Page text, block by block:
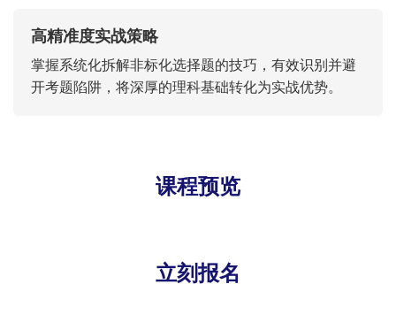
高精准度实战策略
掌握系统化拆解非标化选择题的技巧，有效识别并避
开考题陷阱，将深厚的理科基础转化为实战优势。
课程预览
立刻报名